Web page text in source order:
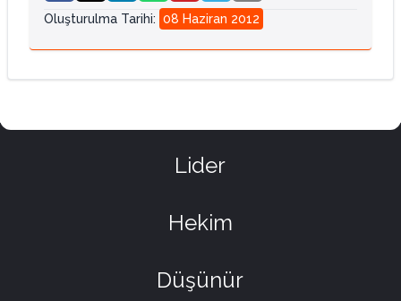
Oluşturulma Tarihi: 08 Haziran 2012
Lider
Hekim
Düşünür